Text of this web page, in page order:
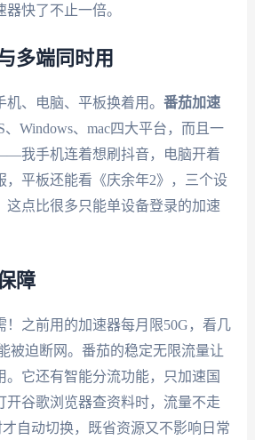
快了不止一倍。
多端同时用
、电脑、平板换着用。 番茄加速
Windows、mac四大平台，而且一
我手机连着想刷抖音，电脑开着
，平板还能看《庆余年2》，三个设
这点比很多只能单设备登录的加速
障
！之前用的加速器每月限50G，看几
被迫断网。番茄的稳定无限流量让
。它还有智能分流功能，只加速国
开谷歌浏览器查资料时，流量不走
自动切换，既省资源又不影响日常